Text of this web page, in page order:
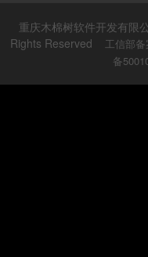
重庆木棉树软件开发有
Rights Reserved 工信部
备